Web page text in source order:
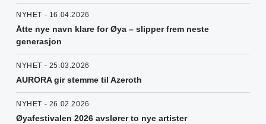
NYHET - 16.04.2026
Åtte nye navn klare for Øya – slipper frem neste
generasjon
NYHET - 25.03.2026
AURORA gir stemme til Azeroth
NYHET - 26.02.2026
Øyafestivalen 2026 avslører to nye artister